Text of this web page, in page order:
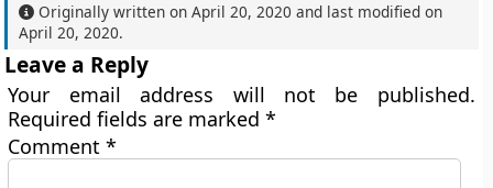
Originally written onApril 20, 2020 and last modified on
April 20, 2020.
Leave a Reply
Your email address will not be published.
Required fields are marked*
Comment*